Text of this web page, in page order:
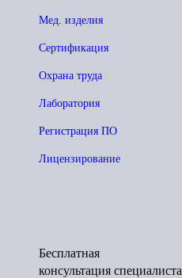
Мед. изделия
Сертификация
Охрана труда
Лаборатория
Регистрация ПО
Лицензирование
Бесплатная
консультация специалиста